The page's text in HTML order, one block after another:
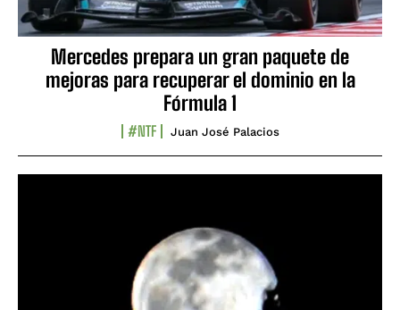
Mercedes prepara un gran paquete de
mejoras para recuperar el dominio en la
Fórmula 1
#NTF Juan José Palacios